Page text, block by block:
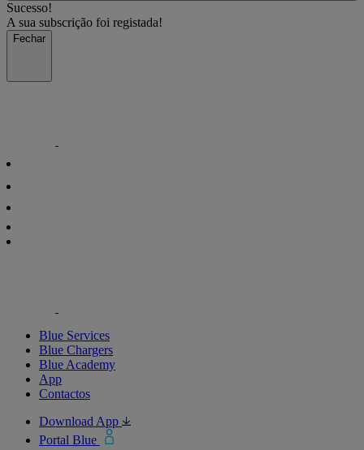
Sucesso!
A sua subscrição foi registada!
Fechar
Blue Services
Blue Chargers
Blue Academy
App
Contactos
Download App
Portal Blue